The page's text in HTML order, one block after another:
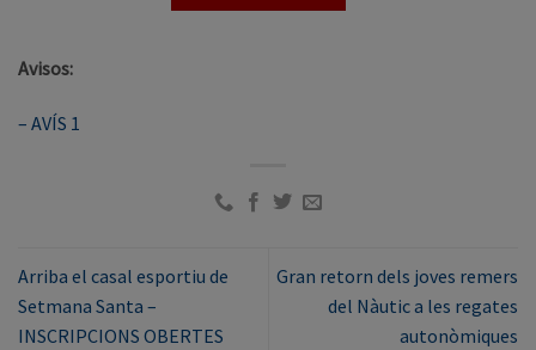
Avisos:
– AVÍS 1
Arriba el casal esportiu de
Setmana Santa –
INSCRIPCIONS OBERTES
Gran retorn dels joves remers
del Nàutic a les regates
autonòmiques